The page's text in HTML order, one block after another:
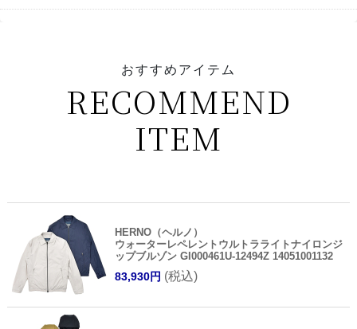
おすすめアイテム
RECOMMEND
ITEM
HERNO（ヘルノ）
ウォーターレペレントウルトラライトナイロンジ
ップブルゾン GI000461U-12494Z 14051001132
83,930円 (税込)